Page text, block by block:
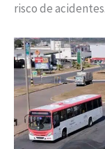
risco de acidentes.